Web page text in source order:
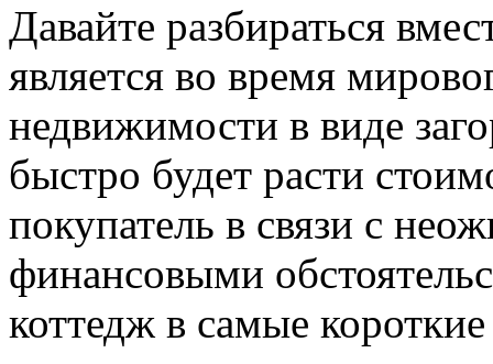
Давайте разбираться
является во время
недвижимости в виде
быстро будет расти
покупатель в связи с
финансовыми
коттедж в самые